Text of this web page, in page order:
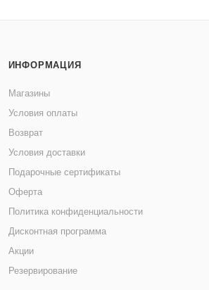
ИНФОРМАЦИЯ
Магазины
Условия оплаты
Возврат
Условия доставки
Подарочные сертификаты
Оферта
Политика конфиденциальности
Дисконтная программа
Акции
Резервирование